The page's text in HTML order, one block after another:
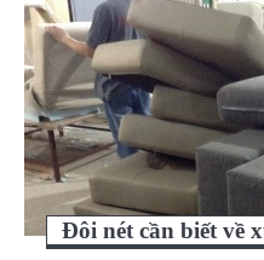
Đôi nét cần biết về